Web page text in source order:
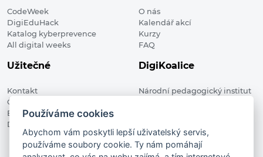
CodeWeek
DigiEduHack
Katalog kyberprevence
All digital weeks
O nás
Kalendář akcí
Kurzy
FAQ
Užitečné
Kontakt
Členské organizace
Blog
Digitalizace ve vzdělávání
DigiKoalice
Národní pedagogický institut
DigiKoalice 2021. All rights reserved
Používáme cookies
Abychom vám poskytli lepší uživatelský servis,
používáme soubory cookie. Ty nám pomáhají